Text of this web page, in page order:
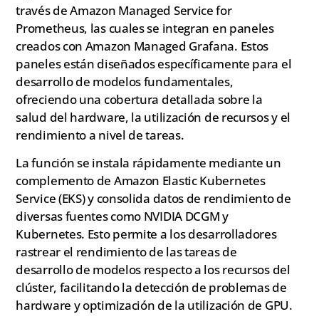
través de Amazon Managed Service for
Prometheus, las cuales se integran en paneles
creados con Amazon Managed Grafana. Estos
paneles están diseñados específicamente para el
desarrollo de modelos fundamentales,
ofreciendo una cobertura detallada sobre la
salud del hardware, la utilización de recursos y el
rendimiento a nivel de tareas.
La función se instala rápidamente mediante un
complemento de Amazon Elastic Kubernetes
Service (EKS) y consolida datos de rendimiento de
diversas fuentes como NVIDIA DCGM y
Kubernetes. Esto permite a los desarrolladores
rastrear el rendimiento de las tareas de
desarrollo de modelos respecto a los recursos del
clúster, facilitando la detección de problemas de
hardware y optimización de la utilización de GPU.